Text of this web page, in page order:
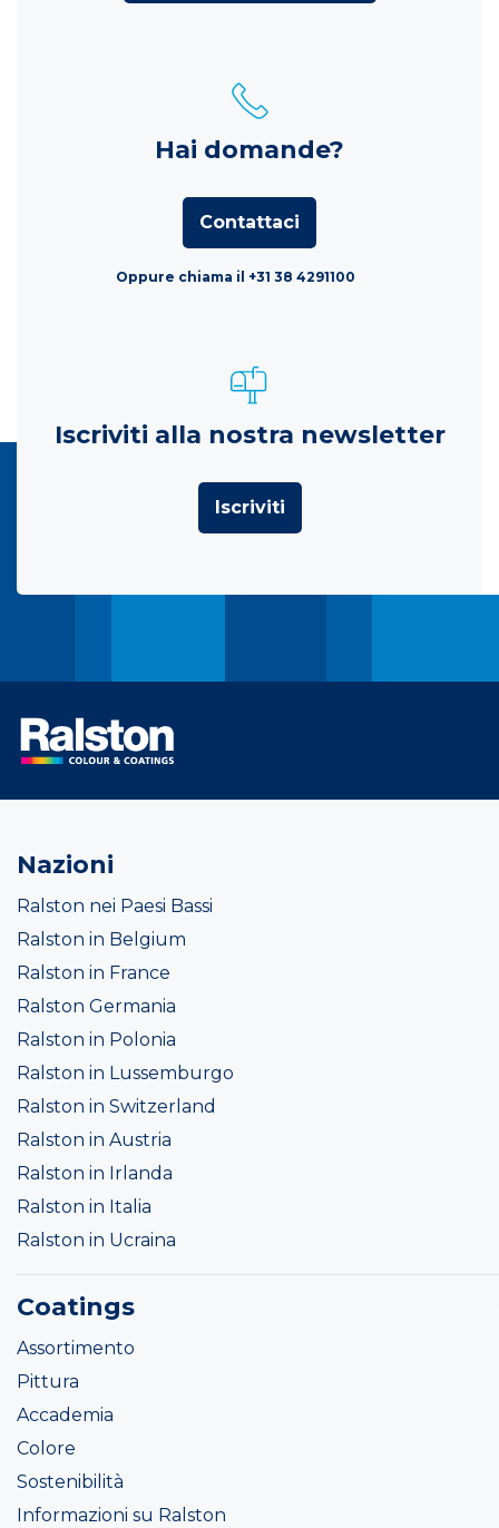
Hai domande?
Contattaci
Oppure chiama il +31 38 4291100
Iscriviti alla nostra newsletter
Iscriviti
Nazioni
Ralston nei Paesi Bassi
Ralston in Belgium
Ralston in France
Ralston Germania
Ralston in Polonia
Ralston in Lussemburgo
Ralston in Switzerland
Ralston in Austria
Ralston in Irlanda
Ralston in Italia
Ralston in Ucraina
Coatings
Assortimento
Pittura
Accademia
Colore
Sostenibilità
Informazioni su Ralston